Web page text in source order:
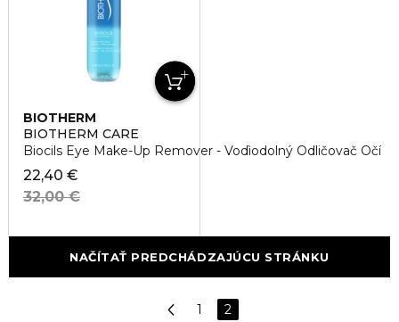
BIOTHERM
BIOTHERM CARE
Biocils Eye Make-Up Remover - Vodìodolný Odličovač Očí
22,40 €
32,00 €
NAČÍTAŤ PREDCHÁDZAJÚCU STRÁNKU
1 2